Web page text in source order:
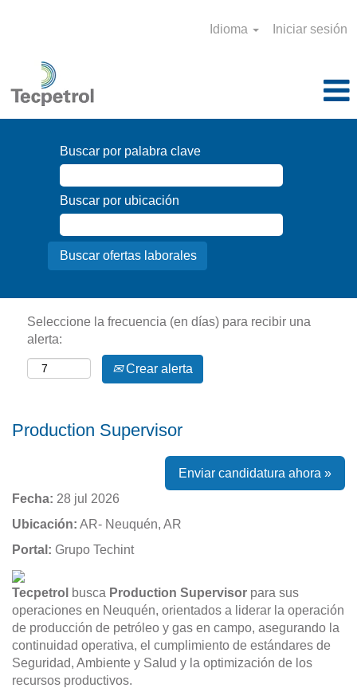
Idioma Iniciar sesión
Buscar por palabra clave
Buscar por ubicación
Seleccione la frecuencia (en días) para recibir una
alerta:
Crear alerta
Production Supervisor
Enviar candidatura ahora »
Fecha: 28 jul 2026
Ubicación: AR- Neuquén, AR
Portal: Grupo Techint
Tecpetrol busca Production Supervisor para sus
operaciones en Neuquén, orientados a liderar la operación
de producción de petróleo y gas en campo, asegurando la
continuidad operativa, el cumplimiento de estándares de
Seguridad, Ambiente y Salud y la optimización de los
recursos productivos.